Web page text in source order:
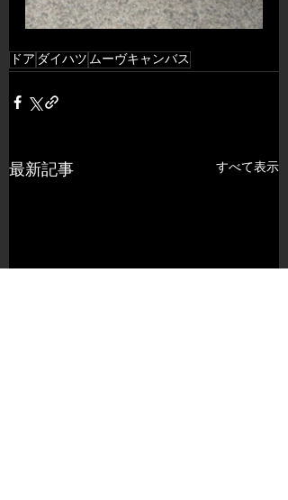
ドア ダイハツ ムーヴキャンバス
最新記事 すべて表示